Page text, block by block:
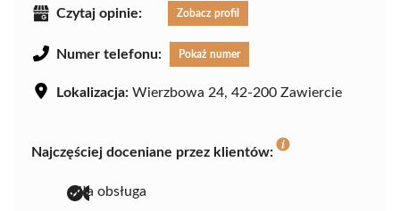
Czytaj opinie: Zobacz profil
Numer telefonu: Pokaż numer
Lokalizacja: Wierzbowa 24, 42-200 Zawiercie
Najczęściej doceniane przez klientów:
miła obsługa